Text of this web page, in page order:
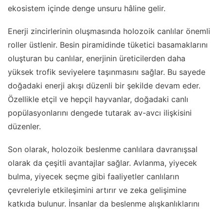
ekosistem içinde denge unsuru hâline gelir.
Enerji zincirlerinin oluşmasında holozoik canlılar önemli
roller üstlenir. Besin piramidinde tüketici basamaklarını
oluşturan bu canlılar, enerjinin üreticilerden daha
yüksek trofik seviyelere taşınmasını sağlar. Bu sayede
doğadaki enerji akışı düzenli bir şekilde devam eder.
Özellikle etçil ve hepçil hayvanlar, doğadaki canlı
popülasyonlarını dengede tutarak av-avcı ilişkisini
düzenler.
Son olarak, holozoik beslenme canlılara davranışsal
olarak da çeşitli avantajlar sağlar. Avlanma, yiyecek
bulma, yiyecek seçme gibi faaliyetler canlıların
çevreleriyle etkileşimini artırır ve zeka gelişimine
katkıda bulunur. İnsanlar da beslenme alışkanlıklarını